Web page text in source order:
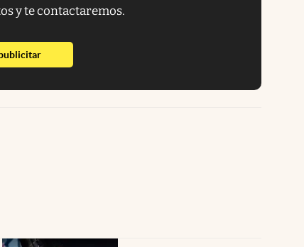
y te contactaremos.
abre en nueva pestaña